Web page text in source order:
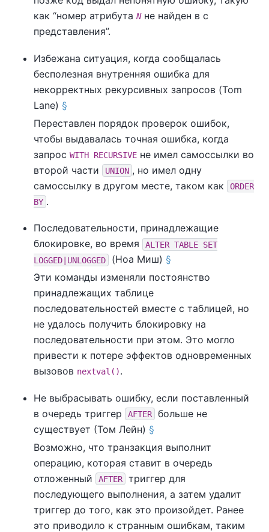
как “номер атрибута Nне найден в с
представления”.
Избежана ситуация, когда сообщалась
бесполезная внутренняя ошибка для
некорректных рекурсивных запросов (Tom
Lane) §
Переставлен порядок проверок ошибок,
чтобы выдавалась точная ошибка, когда
запрос WITH RECURSIVE не имел самоссылки во
второй части
UNION , но имел одну
самоссылку в другом месте, таком как
ORDER
BY .
Последовательности, принадлежащие
блокировке, во время
ALTER TABLE SET
LOGGED|UNLOGGED
(Ноа Миш) §
Эти команды изменяли постоянство
принадлежащих таблице
последовательностей вместе с таблицей, но
не удалось получить блокировку на
последовательности при этом. Это могло
привести к потере эффектов одновременных
вызовов nextval().
Не выбрасывать ошибку, если поставленный
в очередь триггер
AFTER
больше не
существует (Том Лейн) §
Возможно, что транзакция выполнит
операцию, которая ставит в очередь
отложенный
AFTER
триггер для
последующего выполнения, а затем удалит
триггер до того, как это произойдет. Ранее
это приводило к странным ошибкам, таким